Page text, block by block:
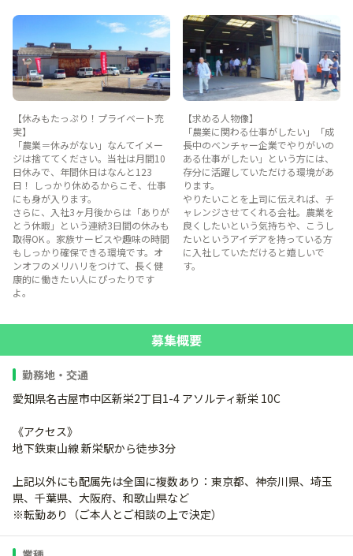
【休みもたっぷり！プライベート充
実】
「農業＝休みがない」なんてイメー
ジは捨ててください。当社は月間10
日休みで、年間休日はなんと123
日！ しっかり休めるからこそ、仕事
にも身が入ります。
さらに、入社3ヶ月後からは「ありが
とう休暇」という連続3日間の休みも
取得OK 。家族サービスや趣味の時間
もしっかり確保できる環境です。オ
ンオフのメリハリをつけて、長く健
康的に働きたい人にぴったりです
よ。
【求める人物像】
「農業に関わる仕事がしたい」「成
長中のベンチャー企業でやりがいの
ある仕事がしたい」という方には、
存分に活躍していただける環境があ
ります。
やりたいことを上司に伝えれば、チ
ャレンジさせてくれる会社。農業を
良くしたいという気持ちや、こうし
たいというアイデアを持っている方
に入社していただけると嬉しいで
す。
募集概要
勤務地・交通
愛知県名古屋市中区新栄2丁目1-4 アソルティ新栄 10C
《アクセス》
地下鉄東山線 新栄駅から徒歩3分
上記以外にも配属先は全国に複数あり：東京都、神奈川県、埼玉
県、千葉県、大阪府、和歌山県など
※転勤あり（ご本人とご相談の上で決定）